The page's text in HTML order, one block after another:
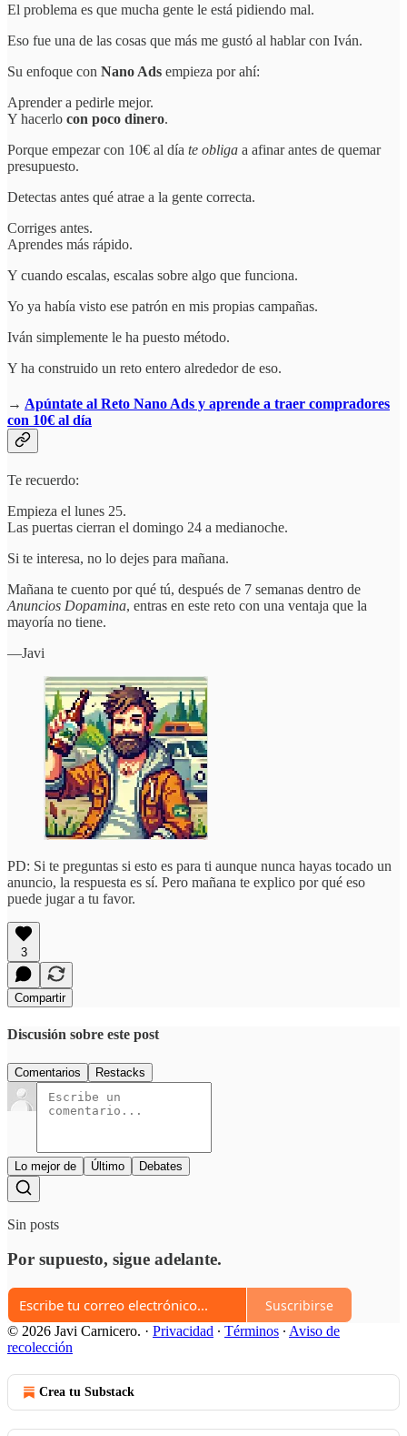
El problema es que mucha gente le está pidiendo mal.
Eso fue una de las cosas que más me gustó al hablar con Iván.
Su enfoque con Nano Ads empieza por ahí:
Aprender a pedirle mejor.
Y hacerlo con poco dinero.
Porque empezar con 10€ al día te obliga a afinar antes de quemar
presupuesto.
Detectas antes qué atrae a la gente correcta.
Corriges antes.
Aprendes más rápido.
Y cuando escalas, escalas sobre algo que funciona.
Yo ya había visto ese patrón en mis propias campañas.
Iván simplemente le ha puesto método.
Y ha construido un reto entero alrededor de eso.
→ Apúntate al Reto Nano Ads y aprende a traer compradores
con 10€ al día
Te recuerdo:
Empieza el lunes 25.
Las puertas cierran el domingo 24 a medianoche.
Si te interesa, no lo dejes para mañana.
Mañana te cuento por qué tú, después de 7 semanas dentro de
Anuncios Dopamina, entras en este reto con una ventaja que la
mayoría no tiene.
—Javi
PD: Si te preguntas si esto es para ti aunque nunca hayas tocado un
anuncio, la respuesta es sí. Pero mañana te explico por qué eso
puede jugar a tu favor.
3
Compartir
Discusión sobre este post
Comentarios Restacks
Lo mejor de Último Debates
Sin posts
Por supuesto, sigue adelante.
Suscribirse
© 2026 Javi Carnicero. · Privacidad ∙ Términos ∙ Aviso de
recolección
Crea tu Substack